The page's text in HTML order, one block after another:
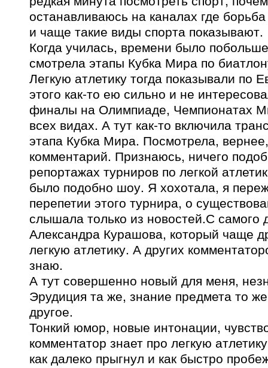
останавливаюсь на каналах где
и чаще такие виды спорта показывают.
Когда училась, времени было
смотрела этапы Кубка Мира по
Легкую атлетику тогда показывали по
этого как-то ею сильно и не
финалы на Олимпиаде, Чемпионатах
всех видах. А тут как-то включила
этапа Кубка Мира. Посмотрела,
комментарий. Признаюсь, ничего
репортажах турниров по легкой
было подобно шоу. Я хохотала, я
перепетии этого турнира, о
слышала только из новостей.С самого
Александра Курашова, который чаще
легкую атлетику. А других
знаю.
А тут совершенно новый для меня,
Эрудиция та же, знание предмета то
другое.
Тонкий юмор, новые интонации,
комментатор знает про легкую
как далеко прыгнул и как быстро